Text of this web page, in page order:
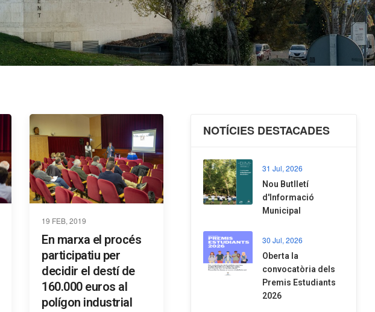
19 FEB, 2019
En marxa el procés
participatiu per
decidir el destí de
160.000 euros al
polígon industrial
NOTÍCIES DESTACADES
31 Jul, 2026
Nou Butlletí
d'Informació
Municipal
30 Jul, 2026
Oberta la
convocatòria dels
Premis Estudiants
2026